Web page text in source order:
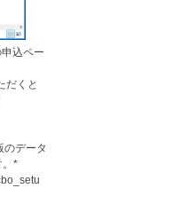
込ペー
くと
のデータ
。*